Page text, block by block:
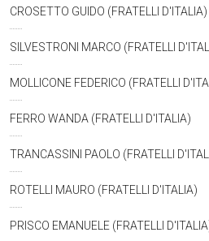
CROSETTO GUIDO (FRATELLI D'ITALIA)
SILVESTRONI MARCO (FRATELLI
MOLLICONE FEDERICO (FRATELLI
FERRO WANDA (FRATELLI D'ITALIA)
TRANCASSINI PAOLO (FRATELLI
ROTELLI MAURO (FRATELLI D'ITALIA)
PRISCO EMANUELE (FRATELLI